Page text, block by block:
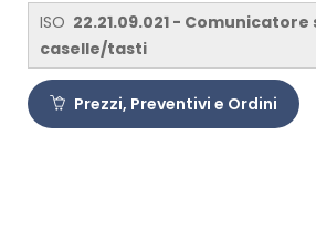
ISO 22.21.09.021 - Comunicatore
caselle/tasti
Prezzi, Preventivi e Ordini